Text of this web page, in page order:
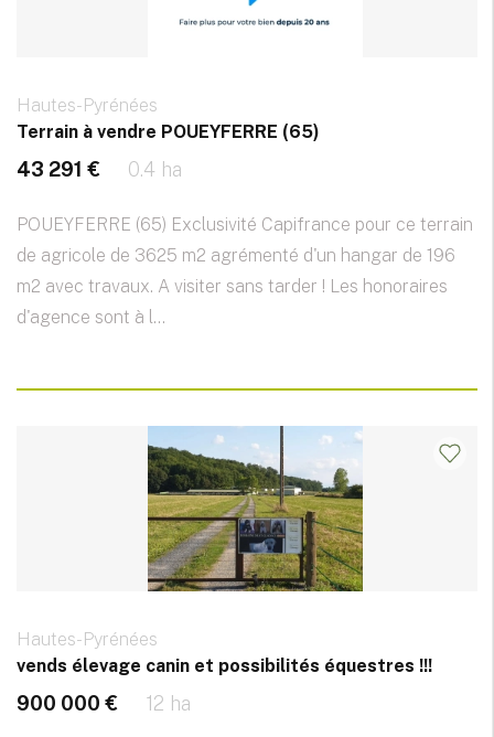
Hautes-Pyrénées
Terrain à vendre POUEYFERRE (65)
43 291 € 0.4 ha
POUEYFERRE (65) Exclusivité Capifrance pour ce terrain
de agricole de 3625 m2 agrémenté d'un hangar de 196
m2 avec travaux. A visiter sans tarder ! Les honoraires
d'agence sont à l...
Hautes-Pyrénées
vends élevage canin et possibilités équestres !!!
900 000 € 12 ha